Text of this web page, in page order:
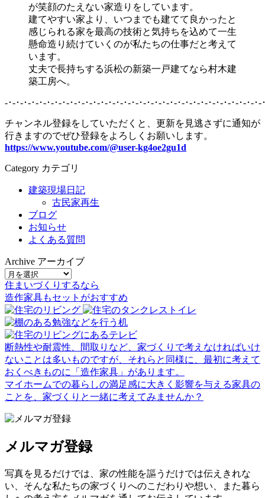
が笑顔のたえない家造りをしています。
建てやすい家より、いつまでも建てて良かったと
感じられる家を最高の技術と気持ちを込めて一生
懸命造り続けていくのが私たちの仕事だと考えて
います。
丈夫で長持ちする浜松の新築一戸建てなら村木建
築工房へ。
-･-･-･-･-･-･-･-･-･-･-･-･-･-･-･-･-･-･-･-･-･-･-･-･-･-･-･-･-･-･-･-･-･-
チャンネル登録をしていただくと、更新を見逃さずに通知が
行きますのでぜひ登録をよろしくお願いします。
https://www.youtube.com/@user-kg4oe2gu1d
Category カテゴリ
建築現場日記
古民家再生
ブログ
お知らせ
よくある質問
Archive アーカイブ
住まいづくりするなら
造作家具もセット がおすすめ
断熱性や耐震性、間取りなど、家づくりで考えなければいけ
ないことは多いものですが、それらと同様に、最初に考えて
おくべきものに「造作家具」があります。
マイホームでの暮らしの満足感に大きく影響を与える家具の
ことを、家づくりと一緒に考えてみませんか？
メルマガ登録
写真を見るだけでは、家の性能を謳うだけでは伝えきれな
い、そんな私たちの家づくりへのこだわりや想い、また暮ら